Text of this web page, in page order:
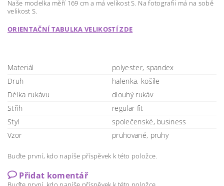
Naše modelka měří 169 cm a má velikost S. Na fotografii má na sobě
velikost S.
ORIENTAČNÍ TABULKA VELIKOSTÍ ZDE
Materiál
polyester, spandex
Druh
halenka, košile
Délka rukávu
dlouhý rukáv
Střih
regular fit
Styl
společenské, business
Vzor
pruhované, pruhy
Buďte první, kdo napíše příspěvek k této položce.
Přidat komentář